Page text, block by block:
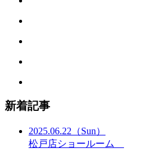
新着記事
2025.06.22 （Sun）
松戸店ショールーム